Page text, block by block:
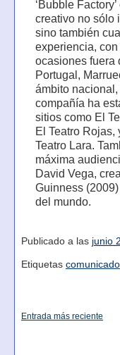
‘Bubble
creativo no sólo
sino también
experiencia,
ocasiones fuera
Portugal,
ámbito
compañía ha
sitios como El
El Teatro
Teatro Lara.
máxima
David Vega,
Guinness
del mundo.
Publicado a las junio
Etiquetas comunicado
Entrada más reciente